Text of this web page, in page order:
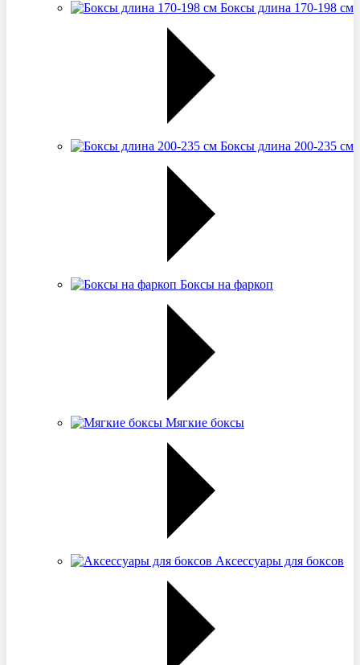
Боксы длина 170-198 см
Боксы длина 200-235 см
Боксы на фаркоп
Мягкие боксы
Аксессуары для боксов